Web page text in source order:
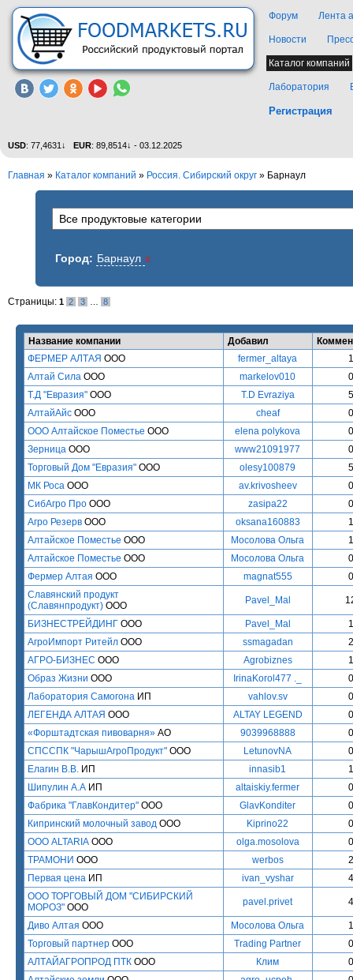
Форум Лента
Новости
Каталог компаний
Лаборатория
Регистрация
USD: 77,4631↓ EUR: 89,8514↓ - 03.12.2025
Главная » Каталог компаний » Россия. Сибирский округ » Барнаул
Город: Барнаул x
Страницы: 1 2 3 8
Название компании Добавил
ФЕРМЕР АЛТАЯ ООО fermer_altaya
1
Алтай Сила ООО markelov010
0
Т.Д "Евразия" ООО T.D Evraziya
5
АлтайАйс ООО cheaf
0
ООО Алтайское Поместье ООО elena polykova
0
Зерница ООО www21091977
0
Торговый Дом "Евразия" ООО olesy100879
5
МК Роса ООО av.krivosheev
0
СибАгро Про ООО zasipa22
0
Агро Резерв ООО oksana160883
1
Алтайское Поместье ООО Мосолова Ольга
1
Алтайское Поместье ООО Мосолова Ольга
0
Фермер Алтая ООО magnat555
0
Славянский продукт
(Славянпродукт) ООО Pavel_Mal
БИЗНЕСТРЕЙДИНГ ООО Pavel_Mal
1
АгроИмпорт Ритейл ООО ssmagadan
2
АГРО-БИЗНЕС ООО Agrobiznes
1
Образ Жизни ООО IrinaKorol477 ._
0
Лаборатория Самогона ИП vahlov.sv
0
ЛЕГЕНДА АЛТАЯ ООО ALTAY LEGEND
0
«Форштадтская пивоварня» АО 9039968888
0
СПССПК "ЧарышАгроПродукт" ООО LetunovNA
0
Елагин В.В. ИП innasib1
1
Шипулин А.А ИП altaiskiy.fermer
0
Фабрика "ГлавКондитер" ООО GlavKonditer
0
Кипринский молочный завод ООО Kiprino22
0
ООО ALTARIA ООО olga.mosolova
0
ТРАМОНИ ООО werbos
2
Первая цена ИП ivan_vyshar
4
ООО ТОРГОВЫЙ ДОМ "СИБИРСКИЙ
МОРОЗ" ООО pavel.privet 4
Диво Алтая ООО Мосолова Ольга
1
Торговый партнер ООО Trading Partner
0
АЛТАЙАГРОПРОД ПТК ООО Клим
0